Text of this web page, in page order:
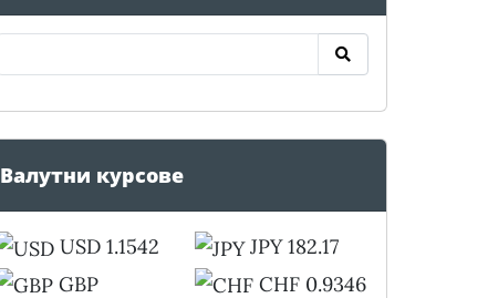
Валутни курсове
USD 1.1542
GBP
JPY 182.17
CHF 0.9346